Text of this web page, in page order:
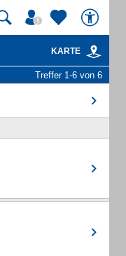
KARTE
Treffer 1-6 von 6